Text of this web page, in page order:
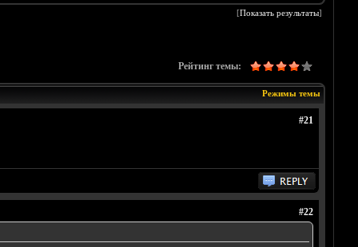
[Показать результаты]
Рейтинг темы:
Режимы темы
#21
#22